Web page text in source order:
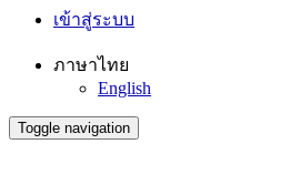
เข้าสู่ระบบ
ภาษาไทย
English
Toggle navigation